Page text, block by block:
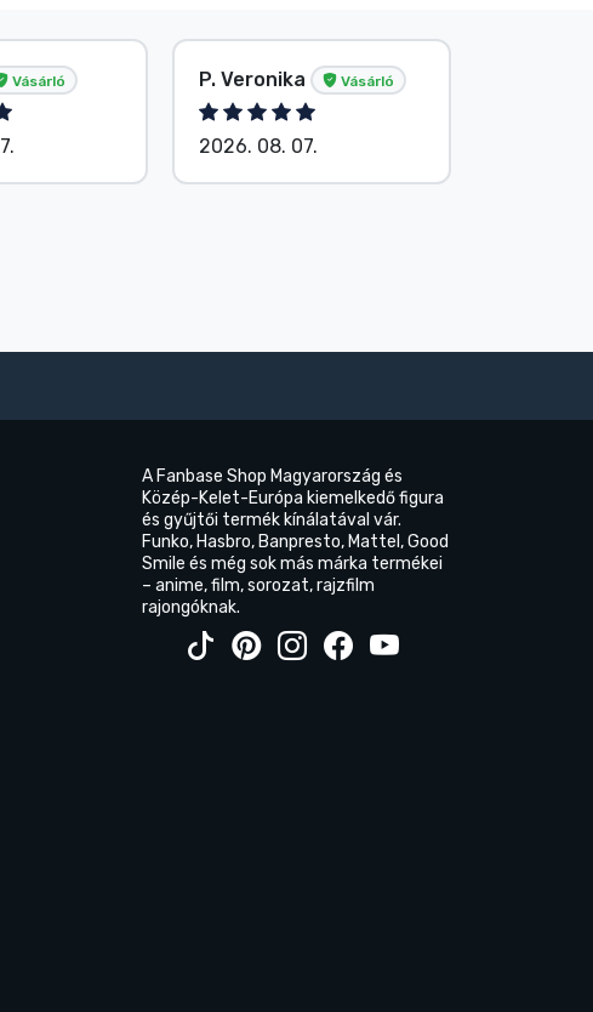
P. Veronika Vásárló
2026. 08. 07.
A Fanbase Shop Magyarország és
Közép-Kelet-Európa kiemelkedő figura
és gyűjtői termék kínálatával vár.
Funko, Hasbro, Banpresto, Mattel, Good
Smile és még sok más márka termékei
– anime, film, sorozat, rajzfilm
rajongóknak.